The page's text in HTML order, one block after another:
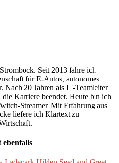
Seit 2013 fahre ich
für E-Autos, autonomes
Nach 20 Jahren als IT-Teamleiter
Karriere beendet. Heute bin ich
Streamer. Mit Erfahrung aus
liefere ich Klartext zu
ebenfalls